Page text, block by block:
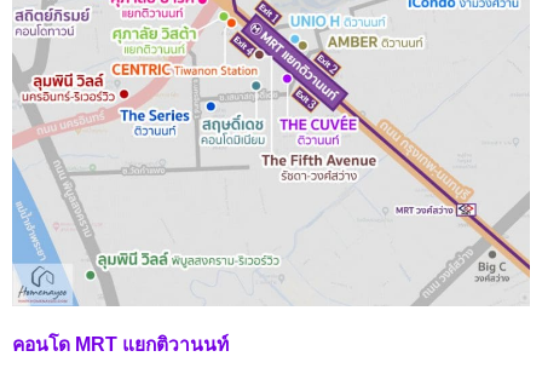
คอนโด MRT แยกติวานนท์